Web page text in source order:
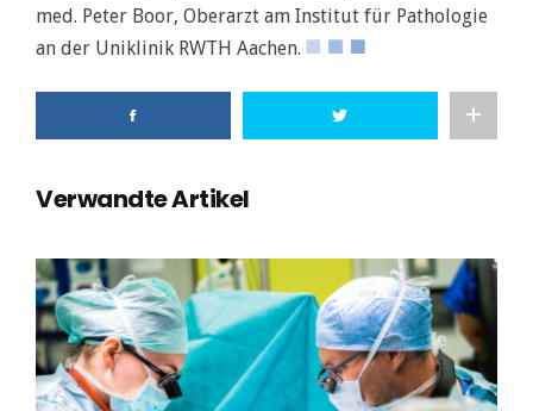
med. Peter Boor, Oberarzt am Institut für Pathologie
an der Uniklinik RWTH Aachen.
Verwandte Artikel